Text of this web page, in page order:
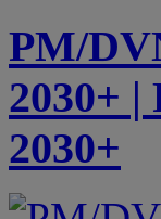
PM/
2030+
2030+